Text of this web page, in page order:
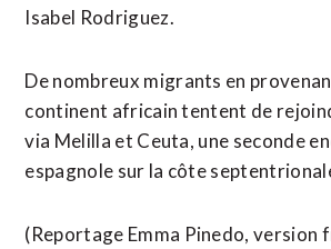
Isabel Rodriguez.
De nombreux migrants en
continent africain tentent de
via Melilla et Ceuta, une seconde
espagnole sur la côte
(Reportage Emma Pinedo, version